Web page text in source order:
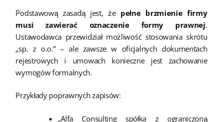
Podstawową zasadą jest, że pełne brzmienie firmy
musi zawierać oznaczenie formy prawnej.
Ustawodawca przewidział możliwość stosowania skrótu
„sp. z o.o.” – ale zawsze w oficjalnych dokumentach
rejestrowych i umowach konieczne jest zachowanie
wymogów formalnych.
Przykłady poprawnych zapisów:
„Alfa Consulting spółka z ograniczoną